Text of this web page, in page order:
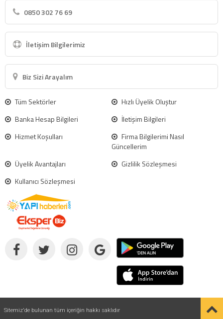
0850 302 76 69
İletişim Bilgilerimiz
Biz Sizi Arayalım
Tüm Sektörler
Hızlı Üyelik Oluştur
Banka Hesap Bilgileri
İletişim Bilgileri
Hizmet Koşulları
Firma Bilgilerimi Nasıl
Güncellerim
Üyelik Avantajları
Gizlilik Sözleşmesi
Kullanıcı Sözleşmesi
Sitemiz'de bulunan tüm içeriğin hakkı saklıdır